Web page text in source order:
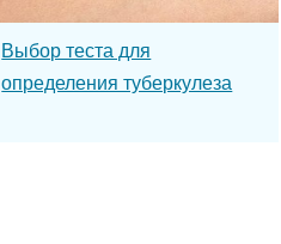
Выбор теста для
определения туберкулеза